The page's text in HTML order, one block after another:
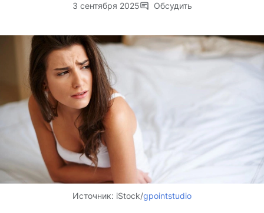
3 сентября 2025 Обсудить
Источник: iStock/gpointstudio